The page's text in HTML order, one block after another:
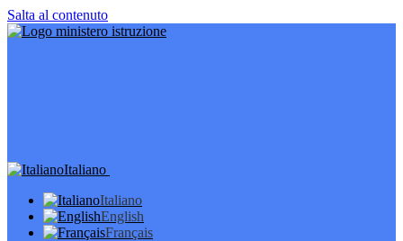
Salta al contenuto
Italiano
Italiano
English
Français